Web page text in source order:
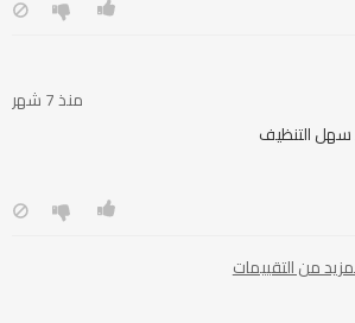
منذ 7 شهر
سهل التنظيف
من التقييمات